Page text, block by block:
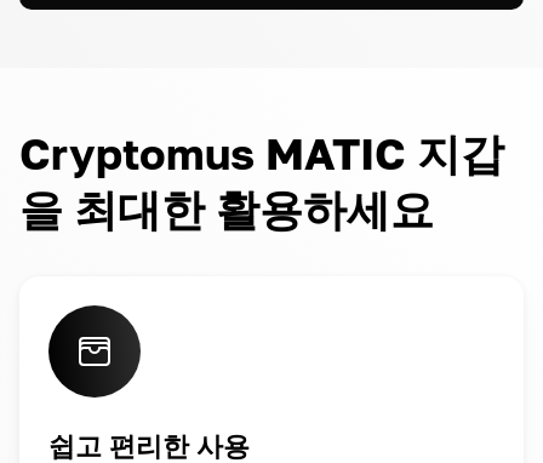
Cryptomus MATIC 지갑
을 최대한 활용하세요
쉽고 편리한 사용